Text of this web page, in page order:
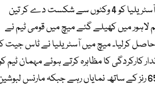
پاکستان نے تیسرے اور فیصلہ کن ایک روزہ میچ میں آسٹریلیا کو 4 وکٹوں سے شکست دے کر تین
اسٹیڈیم لاہور میں کھیلے گئے میچ میں قومی ٹیم نے
6 وکٹوں کے نقصان پر حاصل کرلیا۔ میچ میں آسٹریلیا نے ٹاس جیت
کارکردگی کا مظاہرہ کرتے ہوئے مہمان ٹیم
157 رنز پر ڈھیر کر دیا۔ آسٹریلوی کپتان جوش انگلس 65 رنز کے ساتھ نمایاں رہے جبکہ مارنس